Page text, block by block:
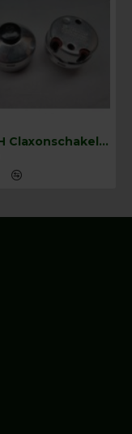
BOSCH Claxonschakelaar opbouw ⌀26 mm 0343007001